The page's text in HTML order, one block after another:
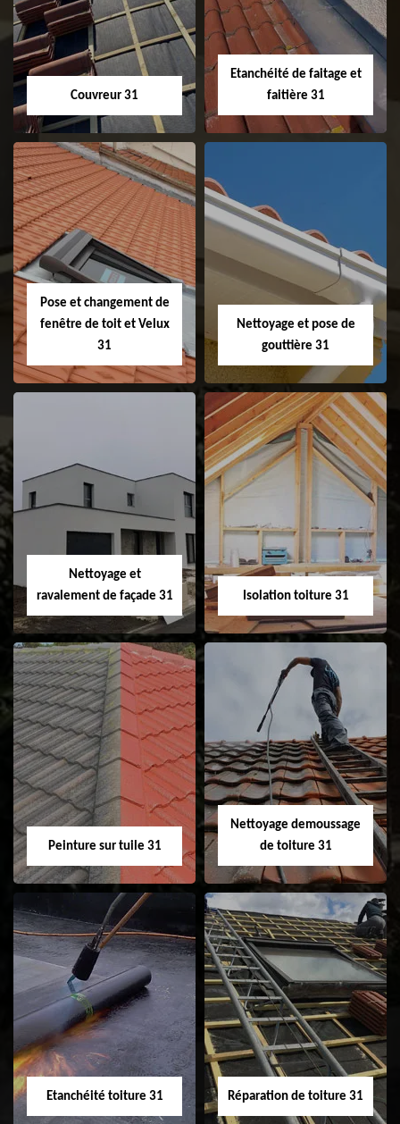
Couvreur 31
Couvreur 31
Etanchéité de faitage et
faitière 31
Etanchéité de
faitage et faitière
31
Pose et changement de
fenêtre de toit et Velux
31
Pose et
changement de
fenêtre de toit et
Velux 31
Nettoyage et pose de
gouttière 31
Nettoyage et pose
Nettoyage et
ravalement de façade 31
Nettoyage et
ravalement de
façade 31
Isolation toiture 31
Isolation toiture 31
Peinture sur tuile 31
Peinture sur tuile
31
Nettoyage demoussage
de toiture 31
Nettoyage
demoussage de
toiture 31
Etanchéité toiture 31 Réparation de toiture 31